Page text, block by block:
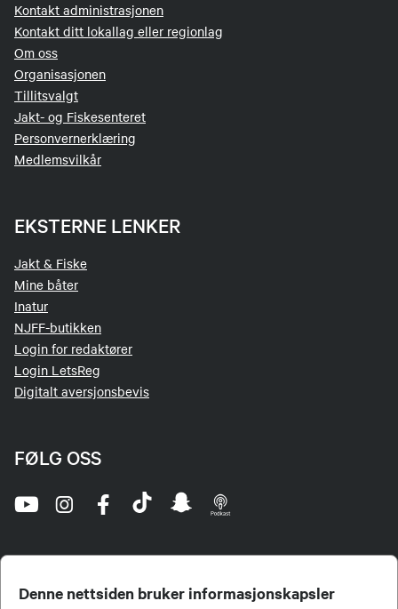
Denne nettsiden bruker informasjonskapsler
Kontakt administrasjonen
Kontakt ditt lokallag eller regionlag
Om oss
Organisasjonen
Tillitsvalgt
Jakt- og Fiskesenteret
Personvernerklæring
Medlemsvilkår
EKSTERNE LENKER
Jakt & Fiske
Mine båter
Inatur
NJFF-butikken
Login for redaktører
Login LetsReg
Digitalt aversjonsbevis
FØLG OSS